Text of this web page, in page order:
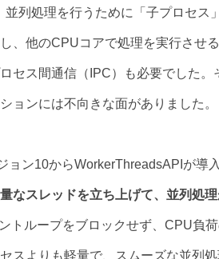
列処理を行うために「子プロセス
、他のCPUコアで処理を実行させ
セス間通信（IPC）も必要でした。
ョンには不向きな面がありました。
ョン10からWorkerThreadsAPIが導
なスレッドを立ち上げて、並列処理
トループをブロックせず、CPU負
スよりも軽量で、スムーズな並列